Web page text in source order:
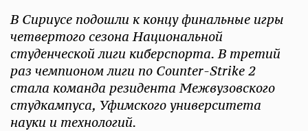
В Сириусе подошли к концу финальные игры
четвертого сезона Национальной
студенческой лиги киберспорта. В третий
раз чемпионом лиги по Counter-Strike 2
стала команда резидента Межвузовского
студкампуса, Уфимского университета
науки и технологий.